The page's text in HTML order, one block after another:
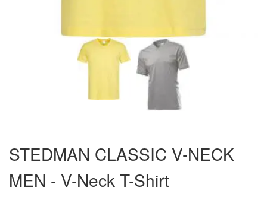
der
Bildergalerie
springen
STEDMAN CLASSIC V-NECK
MEN - V-Neck T-Shirt